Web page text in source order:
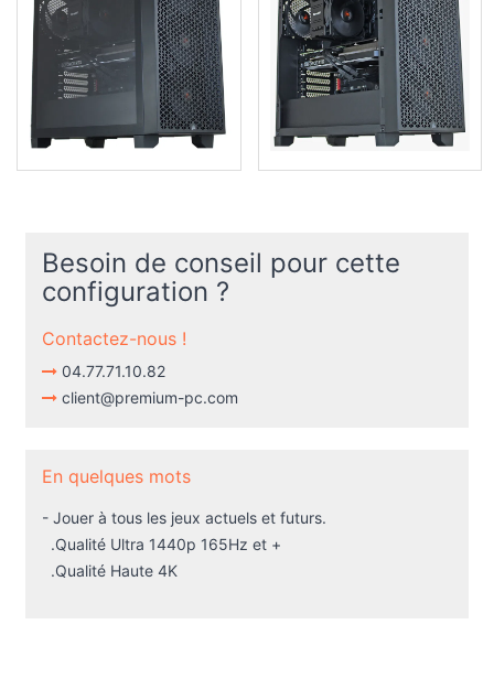
Besoin de conseil pour cette
04.77.71.10.82
client@premium-pc.com
En quelques mots
.Qualité Haute 4K